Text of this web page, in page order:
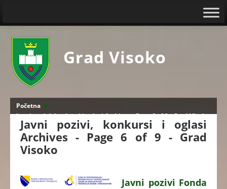
Grad Visoko
Početna
Javni pozivi, konkursi i oglasi Archives - Page 6 of 9 - Grad Visoko
Javni pozivi, konkursi i oglasi
Archives - Page 6 of 9 - Grad
Visoko
Javni pozivi Fonda